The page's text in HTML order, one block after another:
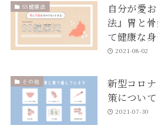
SS健康法
自分が愛
法』胃と
て健康な
2021-08-02
その他
新型コロ
策について
2021-07-30